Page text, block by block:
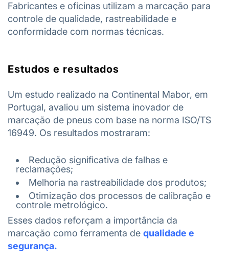
Fabricantes e oficinas utilizam a marcação para
controle de qualidade, rastreabilidade e
conformidade com normas técnicas.
Estudos e resultados
Um estudo realizado na Continental Mabor, em
Portugal, avaliou um sistema inovador de
marcação de pneus com base na norma ISO/TS
16949. Os resultados mostraram:
Redução significativa de falhas e
reclamações;
Melhoria na rastreabilidade dos produtos;
Otimização dos processos de calibração e
controle metrológico.
Esses dados reforçam a importância da
marcação como ferramenta de qualidade e
segurança.